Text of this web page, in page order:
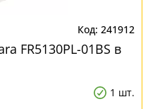
241912
FR5130PL-01BS в
1 шт.